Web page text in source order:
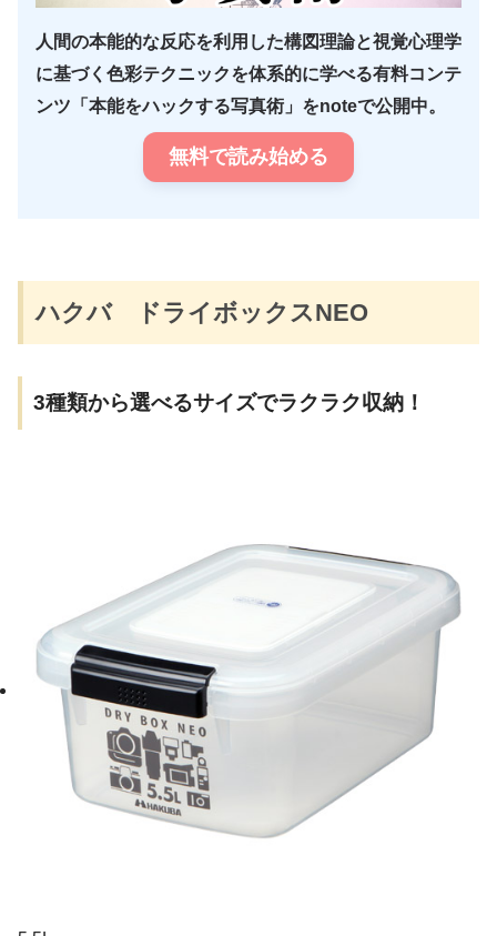
人間の本能的な反応を利用した構図理論と視覚心理学
に基づく色彩テクニックを体系的に学べる有料コンテ
ンツ「本能をハックする写真術」をnoteで公開中。
無料で読み始める
ハクバ ドライボックスNEO
3種類から選べるサイズでラクラク収納！